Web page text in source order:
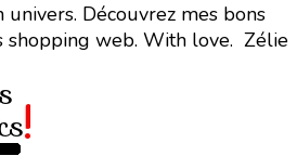
univers. Découvrez mes bons
shopping web. With love. Zélie